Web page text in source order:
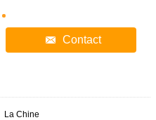
Contact
La Chine